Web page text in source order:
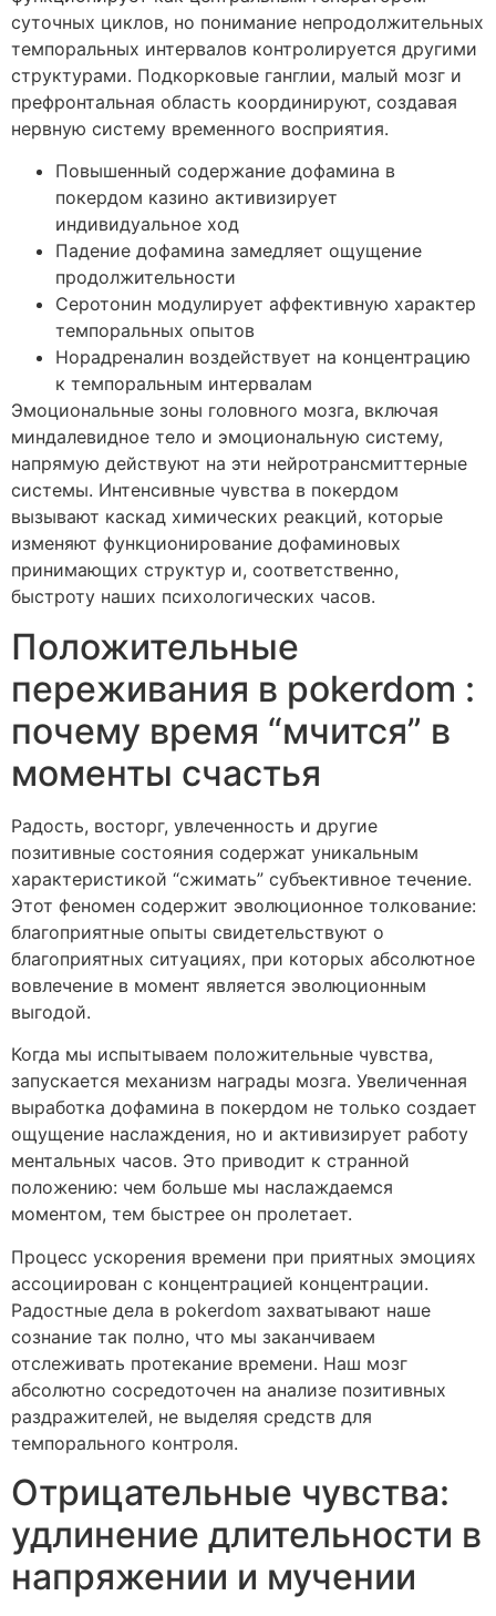
суточных циклов, но понимание непродолжительных
темпоральных интервалов контролируется другими
структурами. Подкорковые ганглии, малый мозг и
префронтальная область координируют, создавая
нервную систему временного восприятия.
Повышенный содержание дофамина в
покердом казино активизирует
индивидуальное ход
Падение дофамина замедляет ощущение
продолжительности
Серотонин модулирует аффективную характер
темпоральных опытов
Норадреналин воздействует на концентрацию
к темпоральным интервалам
Эмоциональные зоны головного мозга, включая
миндалевидное тело и эмоциональную систему,
напрямую действуют на эти нейротрансмиттерные
системы. Интенсивные чувства в покердом
вызывают каскад химических реакций, которые
изменяют функционирование дофаминовых
принимающих структур и, соответственно,
быстроту наших психологических часов.
Положительные
переживания в pokerdom :
почему время “мчится” в
моменты счастья
Радость, восторг, увлеченность и другие
позитивные состояния содержат уникальным
характеристикой “сжимать” субъективное течение.
Этот феномен содержит эволюционное толкование:
благоприятные опыты свидетельствуют о
благоприятных ситуациях, при которых абсолютное
вовлечение в момент является эволюционным
выгодой.
Когда мы испытываем положительные чувства,
запускается механизм награды мозга. Увеличенная
выработка дофамина в покердом не только создает
ощущение наслаждения, но и активизирует работу
ментальных часов. Это приводит к странной
положению: чем больше мы наслаждаемся
моментом, тем быстрее он пролетает.
Процесс ускорения времени при приятных эмоциях
ассоциирован с концентрацией концентрации.
Радостные дела в pokerdom захватывают наше
сознание так полно, что мы заканчиваем
отслеживать протекание времени. Наш мозг
абсолютно сосредоточен на анализе позитивных
раздражителей, не выделяя средств для
темпорального контроля.
Отрицательные чувства:
удлинение длительности в
напряжении и мучении